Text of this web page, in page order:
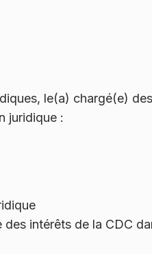
le(a) chargé(e)
juridique :
intérêts de la CDC